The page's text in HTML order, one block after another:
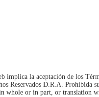
implica la aceptación de los
Reservados D.R.A. Prohibida
whole or in part, or translation